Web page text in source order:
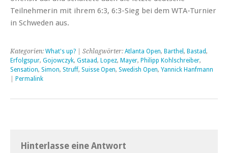
Teilnehmerin mit ihrem 6:3, 6:3-Sieg bei dem WTA-Turnier
in Schweden aus.
Kategorien: What's up? | Schlagwörter: Atlanta Open, Barthel , Bastad,
Erfolgspur, Gojowczyk, Gstaad, Lopez, Mayer, Philipp Kohlschreiber,
Sensation, Simon, Struff, Suisse Open, Swedish Open, Yannick Hanfmann
Permalink
Hinterlasse eine Antwort